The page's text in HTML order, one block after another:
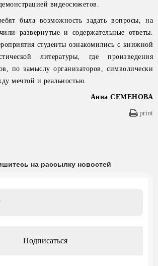
видеосюжетов.
была возможность задать вопросы, на
развернутые и содержательные ответы.
студенты ознакомились с книжной
литературы, где произведения
по замыслу организаторов, символически
мечтой и реальностью.
Анна СЕМЕНОВА
print
на рассылку новостей